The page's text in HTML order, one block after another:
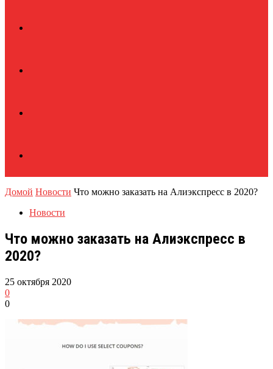
Домой Новости Что можно заказать на Алиэкспресс в 2020?
Новости
Что можно заказать на Алиэкспресс в
2020?
25 октября 2020
0
0